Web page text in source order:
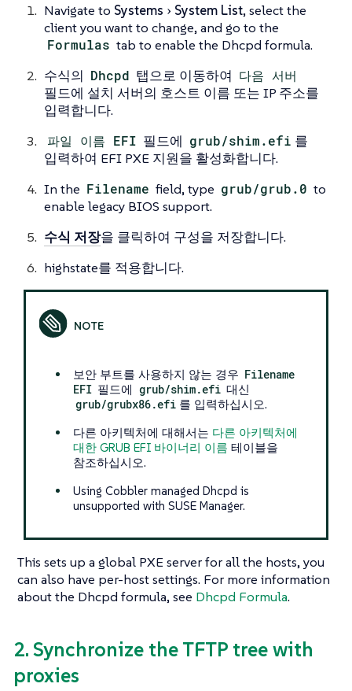
Navigate to Systems System List, select the
client you want to change, and go to the
Formulas tab to enable the Dhcpd formula.
수식의 Dhcpd 탭으로 이동하여 다음 서버
필드에 설치 서버의 호스트 이름 또는 IP 주소를
입력합니다.
파일 이름 EFI 필드에 grub/shim.efi 를
입력하여 EFI PXE 지원을 활성화합니다.
In the Filename field, type grub/grub.0 to
enable legacy BIOS support.
수식 저장을 클릭하여 구성을 저장합니다.
highstate를 적용합니다.
보안 부트를 사용하지 않는 경우 Filename
EFI 필드에 grub/shim.efi 대신
grub/grubx86.efi 를 입력하십시오.
다른 아키텍처에 대해서는 다른 아키텍처에
대한 GRUB EFI 바이너리 이름 테이블을
참조하십시오.
Using Cobbler managed Dhcpd is
unsupported with SUSE Manager.
This sets up a global PXE server for all the hosts, you
can also have per-host settings. For more information
about the Dhcpd formula, see Dhcpd Formula.
2. Synchronize the TFTP tree with
proxies